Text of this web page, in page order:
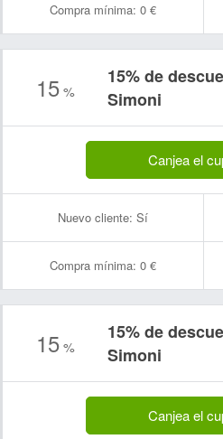
Compra mínima: 0 €
15 %
15% de
Simoni
Canjea el
Nuevo cliente: Sí
Compra mínima: 0 €
15 %
15% de
Simoni
Canjea el